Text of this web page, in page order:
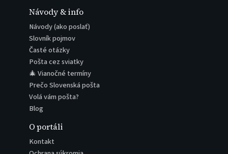
Návody & info
Návody (ako poslať)
Slovník pojmov
Časté otázky
Pošta cez sviatky
🎄 Vianočné termíny
Prečo Slovenská pošta
Volá vám pošta?
Blog
O portáli
Kontakt